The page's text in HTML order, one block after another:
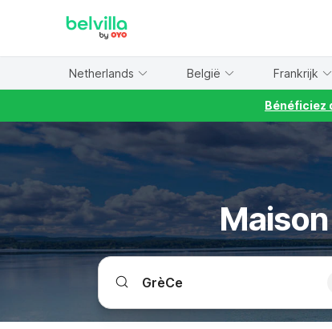
Netherlands België Frankrijk
Bénéficiez